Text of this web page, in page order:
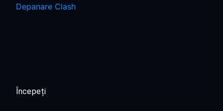
Depanare Clash
Începeți